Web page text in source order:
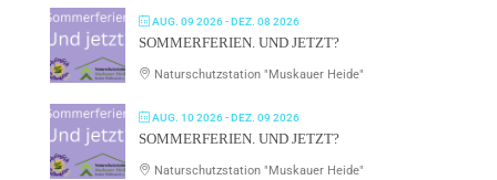
AUG. 09 2026- DEZ. 08 2026
SOMMERFERIEN. UND JETZT?
Naturschutzstation "Muskauer Heide"
AUG. 10 2026- DEZ. 09 2026
SOMMERFERIEN. UND JETZT?
Naturschutzstation "Muskauer Heide"